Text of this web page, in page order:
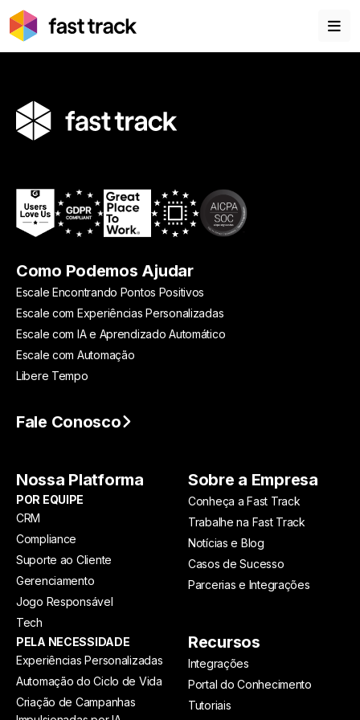
Como Podemos Ajudar
Escale Encontrando Pontos Positivos
Escale com Experiências Personalizadas
Escale com IA e Aprendizado Automático
Escale com Automação
Libere Tempo
Fale Conosco
Nossa Platforma
POR EQUIPE
CRM
Compliance
Suporte ao Cliente
Gerenciamento
Jogo Responsável
Tech
PELA NECESSIDADE
Experiências Personalizadas
Automação do Ciclo de Vida
Criação de Campanhas
Sobre a Empresa
Conheça a Fast Track
Trabalhe na Fast Track
Notícias e Blog
Casos de Sucesso
Parcerias e Integrações
Recursos
Integrações
Portal do Conhecimento
Tutoriais